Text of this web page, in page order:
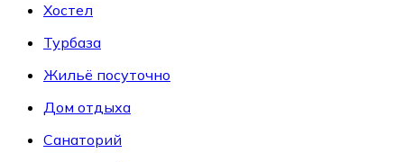
Хостел
Турбаза
Жильё посуточно
Дом отдыха
Санаторий